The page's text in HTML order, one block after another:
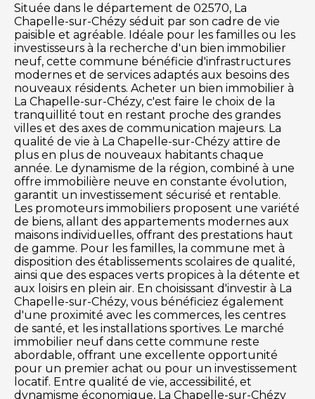
Située dans le département de 02570, La
Chapelle-sur-Chézy séduit par son cadre de vie
paisible et agréable. Idéale pour les familles ou les
investisseurs à la recherche d'un bien immobilier
neuf, cette commune bénéficie d'infrastructures
modernes et de services adaptés aux besoins des
nouveaux résidents. Acheter un bien immobilier à
La Chapelle-sur-Chézy, c'est faire le choix de la
tranquillité tout en restant proche des grandes
villes et des axes de communication majeurs. La
qualité de vie à La Chapelle-sur-Chézy attire de
plus en plus de nouveaux habitants chaque
année. Le dynamisme de la région, combiné à une
offre immobilière neuve en constante évolution,
garantit un investissement sécurisé et rentable.
Les promoteurs immobiliers proposent une variété
de biens, allant des appartements modernes aux
maisons individuelles, offrant des prestations haut
de gamme. Pour les familles, la commune met à
disposition des établissements scolaires de qualité,
ainsi que des espaces verts propices à la détente et
aux loisirs en plein air. En choisissant d'investir à La
Chapelle-sur-Chézy, vous bénéficiez également
d'une proximité avec les commerces, les centres
de santé, et les installations sportives. Le marché
immobilier neuf dans cette commune reste
abordable, offrant une excellente opportunité
pour un premier achat ou pour un investissement
locatif. Entre qualité de vie, accessibilité, et
dynamisme économique, La Chapelle-sur-Chézy